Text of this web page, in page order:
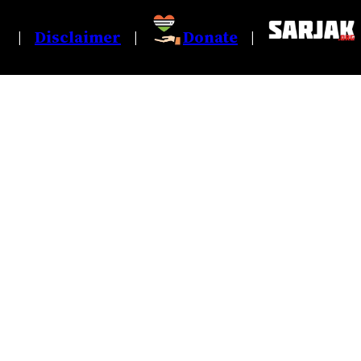
| Disclaimer | Donate |